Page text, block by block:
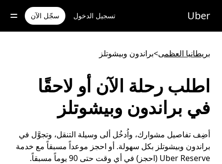
للوصول
المحتوى
Uber تسجيل الدخول سجّل الآن
بريطانيا العظمى>براندون وبيشوتلز
اطلب رحلة الآن أو لاحقًا
في براندون وبيشوتلز
أضِف تفاصيل مشوارك، واُدخُل ألى وسيلة التنقل، وتجوَّل في
براندون وبيشوتلز بكل سهولة. أو احجز موعداً مسبقاً مع خدمة
Uber Reserve (احجز) في أي وقت حتى 90 يوماً مسبقاً.